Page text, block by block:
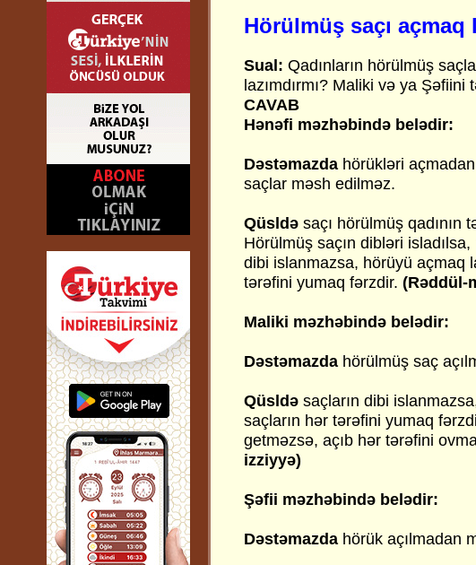
Hörülmüş saçı açmaq
Sual: Qadınların hörülmüş
lazımdırmı? Maliki və ya
CAVAB
Hənəfi məzhəbində belədir:
Dəstəmazda hörükləri
saçlar məsh edilməz.
Qüsldə saçı hörülmüş qadının
Hörülmüş saçın dibləri
dibi islanmazsa, hörüyü açmaq
tərəfini yumaq fərzdir. (Rəddül-
Maliki məzhəbində belədir:
Dəstəmazda hörülmüş saç
Qüsldə saçların dibi
saçların hər tərəfini yumaq
getməzsə, açıb hər tərəfini
izziyyə)
Şəfii məzhəbində belədir:
Dəstəmazda hörük açılmadan